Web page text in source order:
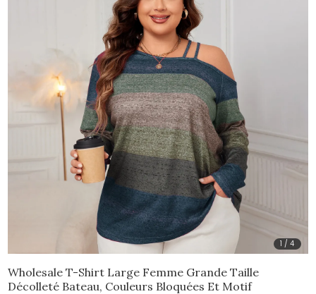
1 /4
Wholesale T-Shirt Large Femme Grande Taille
Décolleté Bateau, Couleurs Bloquées Et Motif